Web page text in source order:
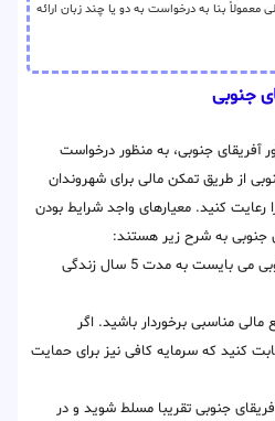
بنا به درخواست به دو یا چند زبان ارائه
جنوبی
آفریقای جنوبی، به منظور درخواست
از طریق تمکن مالی برای شهروندان
کنید. معیارهای واجد شرایط بودن
جنوبی به شرح زیر هستند:
• شما حتماً در کشور آفریقای جنوبی می بایست به مدت 5 سال زندگی
مالی مناسبی برخوردار باشید. اگر
کنید که سرمایه کافی نیز برای حمایت
جنوبی تقریبا مسلط شوید و در